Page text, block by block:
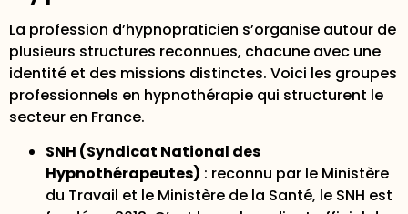
La profession d’hypnopraticien s’organise autour de
plusieurs structures reconnues, chacune avec une
identité et des missions distinctes. Voici les groupes
professionnels en hypnothérapie qui structurent le
secteur en France.
SNH (Syndicat National des
Hypnothérapeutes) : reconnu par le Ministère
du Travail et le Ministère de la Santé, le SNH est